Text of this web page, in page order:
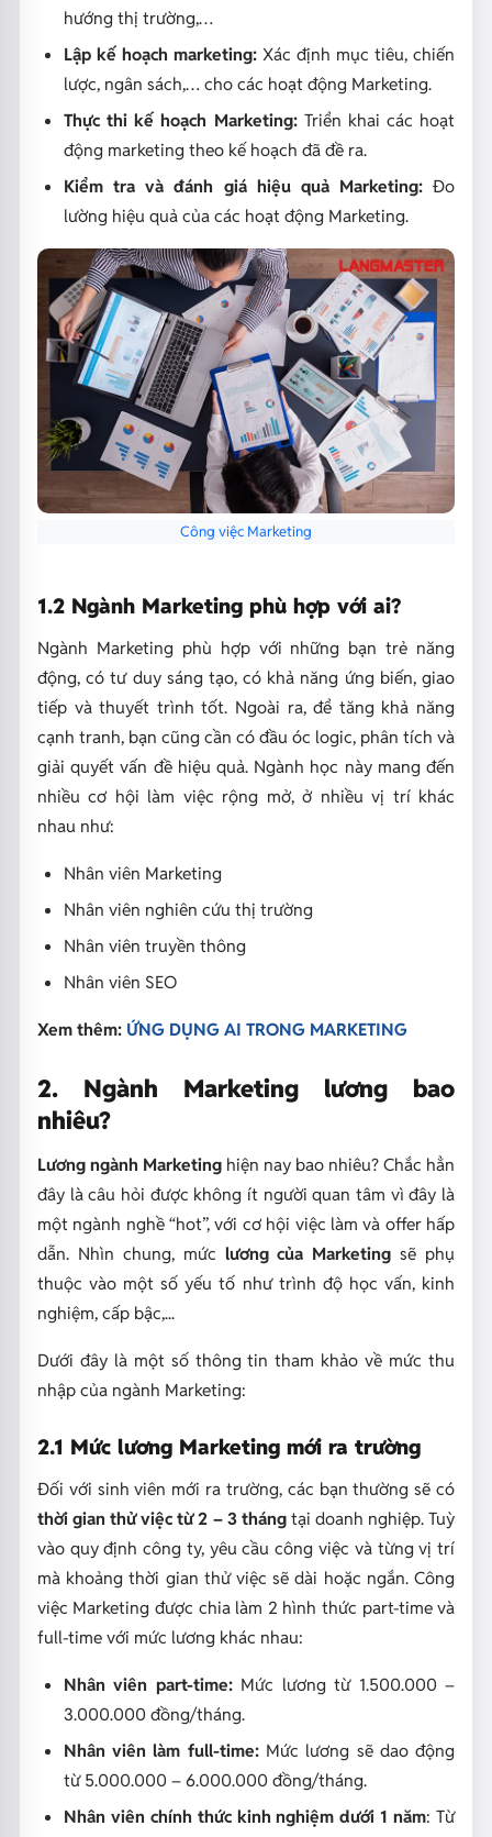
hướng thị trường,…
Lập kế hoạch marketing: Xác định mục tiêu, chiến
lược, ngân sách,… cho các hoạt động Marketing.
Thực thi kế hoạch Marketing:Triển khai các hoạt
động marketing theo kế hoạch đã đề ra.
Kiểm tra và đánh giá hiệu quả Marketing:Đo
lường hiệu quả của các hoạt động Marketing.
Công việc Marketing
1.2 Ngành Marketing phù hợp với ai?
Ngành Marketing phù hợp với những bạn trẻ năng
động, có tư duy sáng tạo, có khả năng ứng biến, giao
tiếp và thuyết trình tốt. Ngoài ra, để tăng khả năng
cạnh tranh, bạn cũng cần có đầu óc logic, phân tích và
giải quyết vấn đề hiệu quả. Ngành học này mang đến
nhiều cơ hội làm việc rộng mở, ở nhiều vị trí khác
nhau như:
Nhân viên Marketing
Nhân viên nghiên cứu thị trường
Nhân viên truyền thông
Nhân viên SEO
Xem thêm: ỨNG DỤNG AI TRONG MARKETING
2. Ngành Marketing lương bao
nhiêu?
Lương ngành Marketinghiện nay bao nhiêu? Chắc hẳn
đây là câu hỏi được không ít người quan tâm vì đây là
một ngành nghề “hot”, với cơ hội việc làm và offer hấp
dẫn. Nhìn chung, mức lương của Marketing sẽ phụ
thuộc vào một số yếu tố như trình độ học vấn, kinh
nghiệm, cấp bậc,...
Dưới đây là một số thông tin tham khảo về mức thu
nhập của ngành Marketing:
2.1 Mức lương Marketing mới ra trường
Đối với sinh viên mới ra trường, các bạn thường sẽ có
thời gian thử việc từ 2 – 3 thángtại doanh nghiệp. Tuỳ
vào quy định công ty, yêu cầu công việc và từng vị trí
mà khoảng thời gian thử việc sẽ dài hoặc ngắn. Công
việc Marketing được chia làm 2 hình thức part-time và
full-time với mức lương khác nhau:
Nhân viên part-time:Mức lương từ 1.500.000 –
3.000.000 đồng/tháng.
Nhân viên làm full-time:Mức lương sẽ dao động
từ 5.000.000 – 6.000.000 đồng/tháng.
Nhân viên chính thức kinh nghiệm dưới 1 năm: Từ